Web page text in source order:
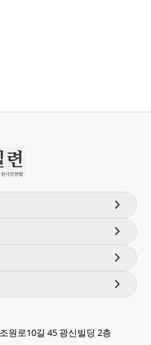
chevron_right
chevron_right
chevron_right
chevron_right
원로10길 45 광신빌딩 2층